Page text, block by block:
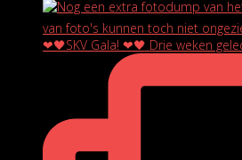
❤🖤SKV Gala! ❤🖤 Drie weken